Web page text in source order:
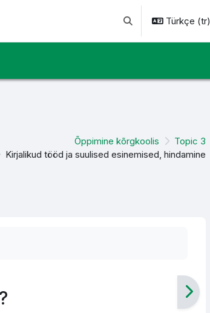
Arama girişini değiştir
Türkçe ‎(tr)‎
Õppimine kõrgkoolis
Topic 3
Kirjalikud tööd ja suulised esinemised, hindamine